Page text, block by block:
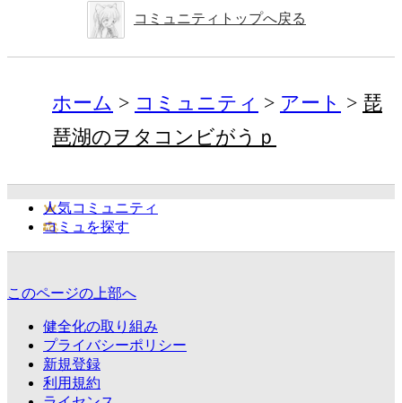
コミュニティトップへ戻る
ホーム コミュニティ アート
琵
琶湖のヲタコンビがうｐ
人気コミュニティ
コミュを探す
このページの上部へ
健全化の取り組み
プライバシーポリシー
新規登録
利用規約